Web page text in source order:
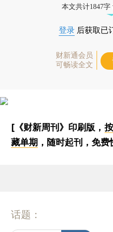
本文共计1847
登录 后获取已
财新通会员
可畅读全文
[《财新周刊》印刷版，
藏单期 ，随时起刊，免
话题：